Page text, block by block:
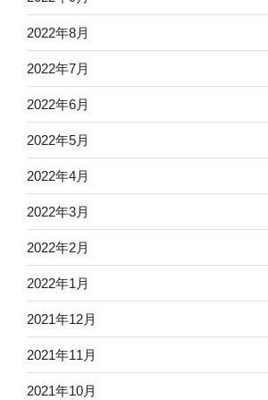
2022年8月
2022年7月
2022年6月
2022年5月
2022年4月
2022年3月
2022年2月
2022年1月
2021年12月
2021年11月
2021年10月